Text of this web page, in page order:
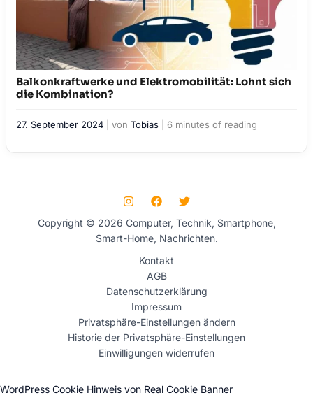
Balkonkraftwerke und Elektromobilität: Lohnt sich
die Kombination?
27. September 2024 | von Tobias 6 minutes of reading
Copyright © 2026 Computer, Technik, Smartphone,
Smart-Home, Nachrichten.
Kontakt
AGB
Datenschutzerklärung
Impressum
Privatsphäre-Einstellungen ändern
Historie der Privatsphäre-Einstellungen
Einwilligungen widerrufen
WordPress Cookie Hinweis von Real Cookie Banner